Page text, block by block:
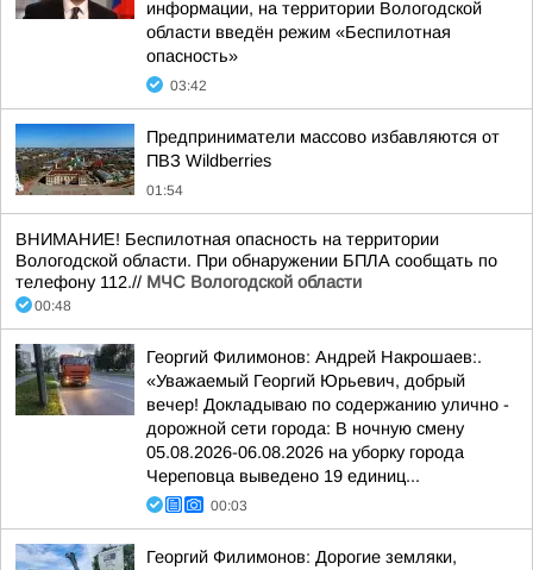
информации, на территории Вологодской
области введён режим «Беспилотная
опасность»
03:42
Предприниматели массово избавляются от
ПВЗ Wildberries
01:54
ВНИМАНИЕ! Беспилотная опасность на территории
Вологодской области. При обнаружении БПЛА сообщать по
телефону 112.// МЧС Вологодской области
00:48
Георгий Филимонов: Андрей Накрошаев:.
«Уважаемый Георгий Юрьевич, добрый
вечер! Докладываю по содержанию улично -
дорожной сети города: В ночную смену
05.08.2026-06.08.2026 на уборку города
Череповца выведено 19 единиц...
00:03
Георгий Филимонов: Дорогие земляки,